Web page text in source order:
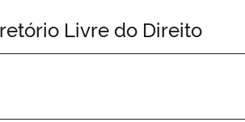
União Banco Central do Brasil
Livre do Direito